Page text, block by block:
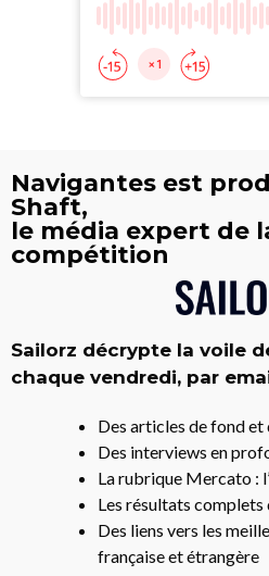
Navigantes est
Shaft,
le média expert de
compétition
Sailorz décrypte la voile
chaque vendredi, par
Des articles de fond et
Des interviews en
La rubrique Mercato :
Les résultats complets
Des liens vers les
française et étrangère